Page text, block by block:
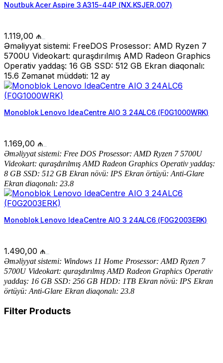
Noutbuk Acer Aspire 3 A315-44P (NX.KSJER.007)
1.119,00 ₼
Əməliyyat sistemi: FreeDOS Prosessor: AMD Ryzen 7
5700U Videokart: quraşdırılmış AMD Radeon Graphics
Operativ yaddaş: 16 GB SSD: 512 GB Ekran diaqonalı:
15.6 Zəmanət müddəti: 12 ay
Monoblok Lenovo IdeaCentre AIO 3 24ALC6 (F0G1000WRK)
1.169,00 ₼
Əməliyyat sistemi: Free DOS Prosessor: AMD Ryzen 7 5700U
Videokart: quraşdırılmış AMD Radeon Graphics Operativ yaddaş:
8 GB SSD: 512 GB Ekran növü: IPS Ekran örtüyü: Anti-Glare
Ekran diaqonalı: 23.8
Monoblok Lenovo IdeaCentre AIO 3 24ALC6 (F0G2003ERK)
1.490,00 ₼
Əməliyyat sistemi: Windows 11 Home Prosessor: AMD Ryzen 7
5700U Videokart: quraşdırılmış AMD Radeon Graphics Operativ
yaddaş: 16 GB SSD: 256 GB HDD: 1TB Ekran növü: IPS Ekran
örtüyü: Anti-Glare Ekran diaqonalı: 23.8
Filter Products